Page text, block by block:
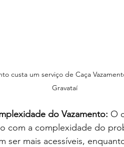
custa um serviço de Caça
Gravataí
do Vazamento: O
com a complexidade do
ser mais acessíveis,